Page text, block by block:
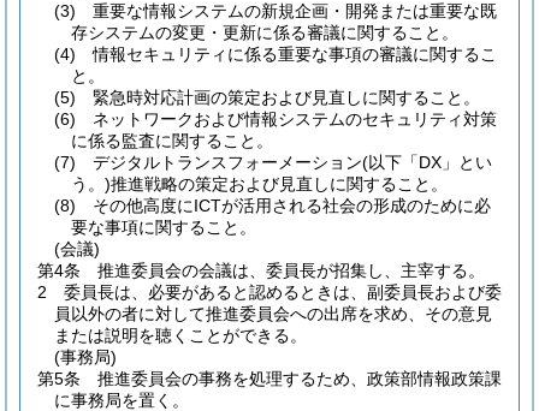
(3)
重要な情報システムの新規企画・開発または重要な既
存システムの変更・更新に係る審議に関すること。
(4)
情報セキュリティに係る重要な事項の審議に関するこ
と。
(5)
緊急時対応計画の策定および見直しに関すること。
(6)
ネットワークおよび情報システムのセキュリティ対策
に係る監査に関すること。
(7)
デジタルトランスフォーメーション(以下「DX」とい
う。)推進戦略の策定および見直しに関すること。
(8)
その他高度にICTが活用される社会の形成のために必
要な事項に関すること。
(会議)
第4条
推進委員会の会議は、委員長が招集し、主宰する。
2
委員長は、必要があると認めるときは、副委員長および委
員以外の者に対して推進委員会への出席を求め、その意見
または説明を聴くことができる。
(事務局)
第5条
推進委員会の事務を処理するため、政策部情報政策課
に事務局を置く。